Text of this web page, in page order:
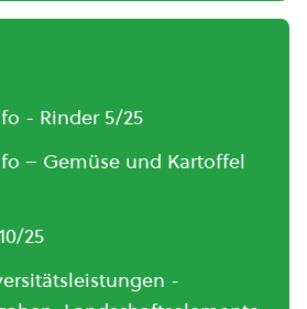
- Rinder 5/25
– Gemüse und Kartoffel
25
-